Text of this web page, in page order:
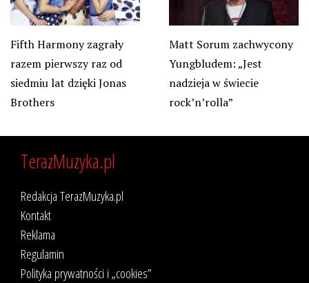
Fifth Harmony zagrały
razem pierwszy raz od
siedmiu lat dzięki Jonas
Brothers
Matt Sorum zachwycony
Yungbludem: „Jest
nadzieja w świecie
rock’n’rolla”
TerazMuzyka.pl
Redakcja TerazMuzyka.pl
Kontakt
Reklama
Regulamin
Polityka prywatności i „cookies”